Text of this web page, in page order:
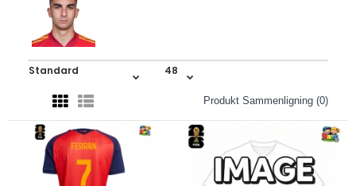
Produkt Sammenligning (0)